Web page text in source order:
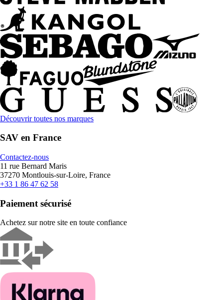
Découvrir toutes nos marques
SAV en France
Contactez-nous
11 rue Bernard Maris
37270 Montlouis-sur-Loire, France
+33 1 86 47 62 58
Paiement sécurisé
Achetez sur notre site en toute confiance